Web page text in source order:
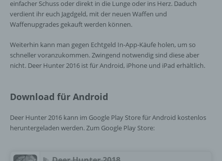
einfacher Schuss oder direkt in die Lunge oder ins Herz. Daduch
verdient ihr euch Jagdgeld, mit der neuen Waffen und
Waffenupgrades gekauft werden können.
Weiterhin kann man gegen Echtgeld In-App-Käufe holen, um so
schneller voranzukommen. Zwingend notwendig sind diese aber
nicht. Deer Hunter 2016 ist für Android, iPhone und iPad erhältlich.
Download für Android
Deer Hunter 2016 kann im Google Play Store für Android kostenlos
heruntergeladen werden. Zum Google Play Store:
natürlichen Person zugewiesen werden.
Verantwortlicher
Verantwortlicher oder für die Verarbeitung
oder andere Stelle, die allein oder
und Mittel der Verarbeitung von
personenbezogenen Daten entscheidet.
das Recht der Mitgliedstaaten vorgegeben,